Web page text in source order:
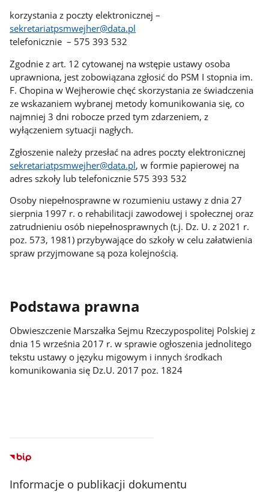
korzystania z poczty elektronicznej –
sekretariatpsmwejher@data.pl
telefonicznie – 575 393 532
Zgodnie z art. 12 cytowanej na wstępie ustawy osoba
uprawniona, jest zobowiązana zgłosić do PSM I stopnia im.
F. Chopina w Wejherowie chęć skorzystania ze świadczenia
ze wskazaniem wybranej metody komunikowania się, co
najmniej 3 dni robocze przed tym zdarzeniem, z
wyłączeniem sytuacji nagłych.
Zgłoszenie należy przesłać na adres poczty elektronicznej
sekretariatpsmwejher@data.pl, w formie papierowej na
adres szkoły lub telefonicznie 575 393 532
Osoby niepełnosprawne w rozumieniu ustawy z dnia 27
sierpnia 1997 r. o rehabilitacji zawodowej i społecznej oraz
zatrudnieniu osób niepełnosprawnych (t.j. Dz. U. z 2021 r.
poz. 573, 1981) przybywające do szkoły w celu załatwienia
spraw przyjmowane są poza kolejnością.
Podstawa prawna
Obwieszczenie Marszałka Sejmu Rzeczypospolitej Polskiej z
dnia 15 września 2017 r. w sprawie ogłoszenia jednolitego
tekstu ustawy o języku migowym i innych środkach
komunikowania się Dz.U. 2017 poz. 1824
Informacje o publikacji dokumentu